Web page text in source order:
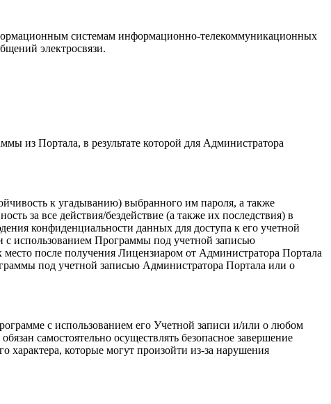
системам информационно-телекоммуникационных
электросвязи.
из Портала, в результате которой для Администратора
к угадыванию) выбранного им пароля, а также
за все действия/бездействие (а также их последствия) в
конфиденциальности данных для доступа к его учетной
с использованием Программы под учетной записью
после получения Лицензиаром от Администратора Портала
под учетной записью Администратора Портала или о
с использованием его Учетной записи и/или о любом
самостоятельно осуществлять безопасное завершение
характера, которые могут произойти из-за нарушения